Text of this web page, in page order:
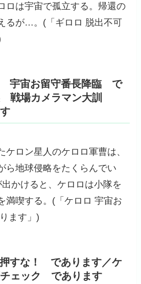
ロは宇宙で孤立する。帰還の
るが…。(「ギロロ 脱出不可
宇宙お留守番長降臨 で
戦場カメラマン大訓
ケロン星人のケロロ軍曹は、
ら地球侵略をたくらんでい
かけると、ケロロは小隊を
満喫する。(「ケロロ 宇宙お
ます」)
すな！ であります／ケ
ェック であります